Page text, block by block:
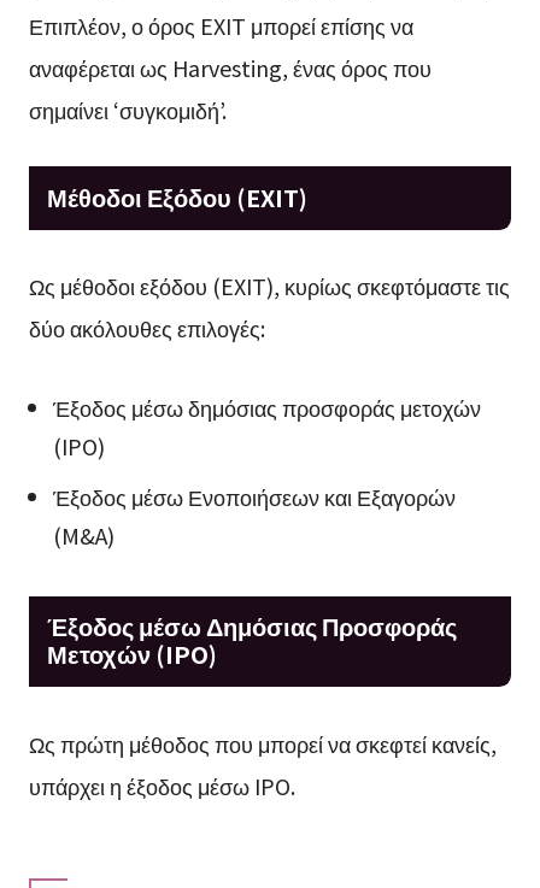
Επιπλέον, ο όρος EXIT μπορεί επίσης να
αναφέρεται ως Harvesting, ένας όρος που
σημαίνει ‘συγκομιδή’.
Μέθοδοι Εξόδου (EXIT)
Ως μέθοδοι εξόδου (EXIT), κυρίως σκεφτόμαστε τις
δύο ακόλουθες επιλογές:
Έξοδος μέσω δημόσιας προσφοράς μετοχών
(IPO)
Έξοδος μέσω Ενοποιήσεων και Εξαγορών
(M&A)
Έξοδος μέσω Δημόσιας Προσφοράς
Μετοχών (IPO)
Ως πρώτη μέθοδος που μπορεί να σκεφτεί κανείς,
υπάρχει η έξοδος μέσω IPO.